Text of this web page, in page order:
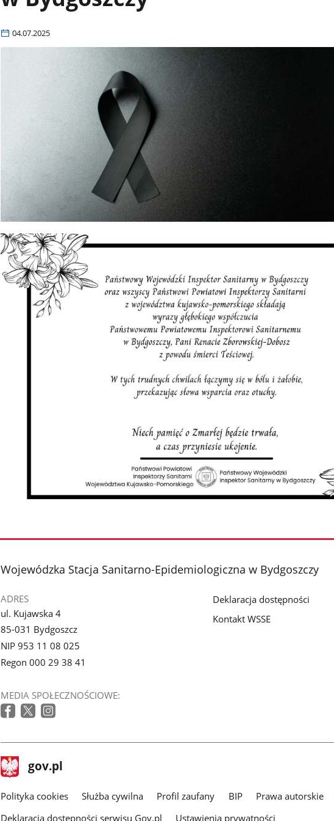
04.07.2025
stopka
Wojewódzka Stacja Sanitarno-Epidemiologiczna w Bydgoszczy
ADRES
ul. Kujawska 4
85-031 Bydgoszcz
NIP 953 11 08 025
Regon 000 29 38 41
MEDIA SPOŁECZNOŚCIOWE:
Deklaracja dostępności
Kontakt WSSE
stopka
gov.pl Strona
gov.pl
gov.pl
Polityka cookies Służba cywilna Profil zaufany BIP Prawa autorskie
Deklaracja dostępności serwisu Gov.pl
Ustawienia prywatności